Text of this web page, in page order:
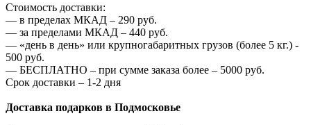
Стоимость доставки:
— в пределах МКАД – 290 руб.
— за пределами МКАД – 440 руб.
— «день в день» или крупногабаритных грузов (более 5 кг.) -
500 руб.
— БЕСПЛАТНО – при сумме заказа более – 5000 руб.
Срок доставки – 1-2 дня
Доставка подарков в Подмосковье